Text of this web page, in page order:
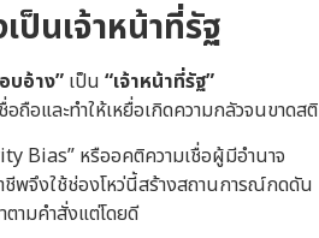
ป็นเจ้าหน้าที่รัฐ
บอ้าง”เป็น “เจ้าหน้าที่รัฐ”
ถือและทำให้เหยื่อเกิดความกลัวจนขาดสติ
Bias” หรืออคติความเชื่อผู้มีอำนาจ
ชีพจึงใช้ช่องโหว่นี้สร้างสถานการณ์กดดัน
ตามคำสั่งแต่โดยดี